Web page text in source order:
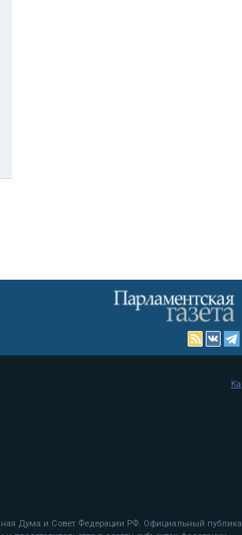
Дума и Совет Федерации РФ. Официальный